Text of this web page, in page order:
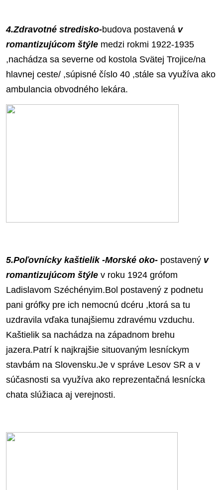
4.Zdravotné stredisko-budova postavená v
romantizujúcom štýle medzi rokmi 1922-1935
,nachádza sa severne od kostola Svätej Trojice/na
hlavnej ceste/ ,súpisné číslo 40 ,stále sa využíva ako
ambulancia obvodného lekára.
5.Poľovnícky kaštielik -Morské oko- postavený v
romantizujúcom štýle v roku 1924 grófom
Ladislavom Széchényim.Bol postavený z podnetu
pani grófky pre ich nemocnú dcéru ,ktorá sa tu
uzdravila vďaka tunajšiemu zdravému vzduchu.
Kaštielik sa nachádza na západnom brehu
jazera.Patrí k najkrajšie situovaným lesníckym
stavbám na Slovensku.Je v správe Lesov SR a v
súčasnosti sa využíva ako reprezentačná lesnícka
chata slúžiaca aj verejnosti.